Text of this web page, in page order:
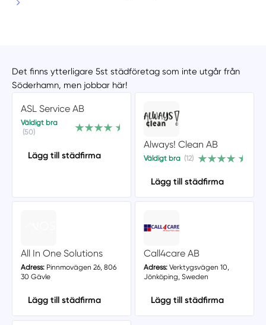
Det finns ytterligare 5st städföretag som inte utgår från
Söderhamn, men jobbar här!
ASL Service AB
Väldigt bra
(50)
Lägg till städfirma
Always! Clean AB
Väldigt bra (12)
Lägg till städfirma
All In One Solutions
Adress:Pinnmovägen 26, 806
30 Gävle
Lägg till städfirma
Call4care AB
Adress:Verktygsvägen 10,
Jönköping, Sweden
Lägg till städfirma